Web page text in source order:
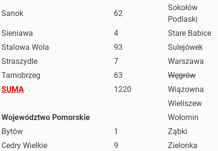
Sanok 62
Sokołów
Podlaski
Sieniawa
4
Stare Babice
Stalowa Wola
93
Sulejówek
Straszydle
7
Warszawa
Tarnobrzeg
63
Węgrów
SUMA
1220
Wiązowna
Wieliszew
Województwo Pomorskie
Wołomin
Bytów
1
Ząbki
Cedry Wielkie
9
Zielonka